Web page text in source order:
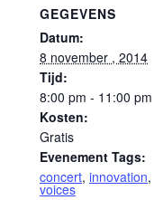
GEGEVENS
Datum:
8 november , 2014
Tijd:
8:00 pm - 11:00 pm
Kosten:
Gratis
Evenement Tags:
concert, innovation,
voices